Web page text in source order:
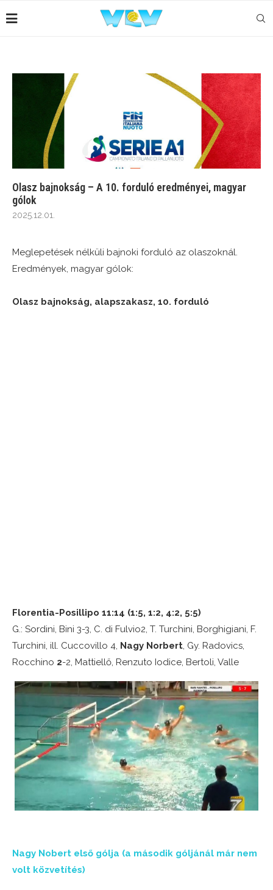
Olasz bajnokság – A 10. forduló eredményei, magyar
gólok
2025.12.01.
Meglepetések nélküli bajnoki forduló az olaszoknál.
Eredmények, magyar gólok:
Olasz bajnokság, alapszakasz, 10. forduló
Florentia-Posillipo 11:14 (1:5, 1:2, 4:2, 5:5)
G.: Sordini, Bini 3-3, C. di Fulvio2, T. Turchini, Borghigiani, F.
Turchini, ill. Cuccovillo 4, Nagy Norbert, Gy. Radovics,
Rocchino 2-2, Mattiellő, Renzuto Iodice, Bertoli, Valle
Nagy Nobert első gólja (a második góljánál már nem
volt közvetítés)